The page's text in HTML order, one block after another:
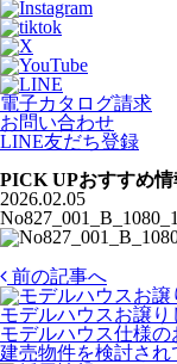
電子カタログ請求
お問い合わせ
LINE友だち登録
PICK UPおすすめ情
2026.02.05
前の記事へ
モデルハウスお譲り
モデルハウス仕様の
建売物件を検討され